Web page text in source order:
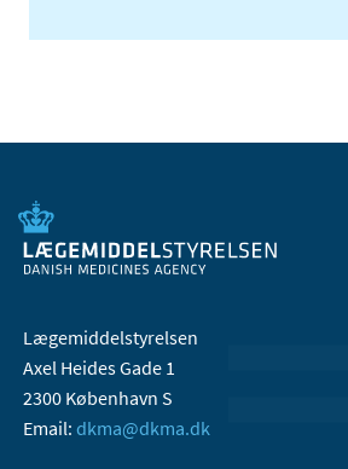
Lægemiddelstyrelsen
Axel Heides Gade 1
2300 København S
Email: dkma@dkma.dk